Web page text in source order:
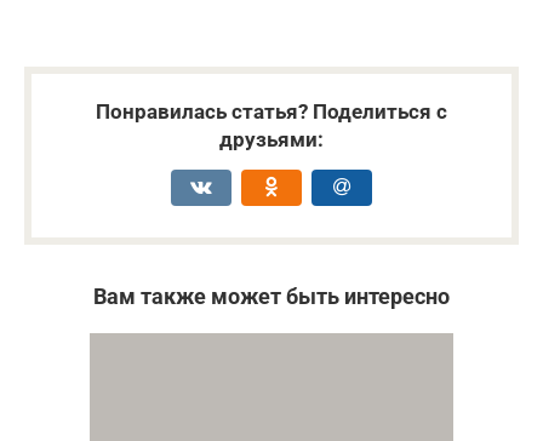
Понравилась статья? Поделиться с
друзьями:
Вам также может быть интересно